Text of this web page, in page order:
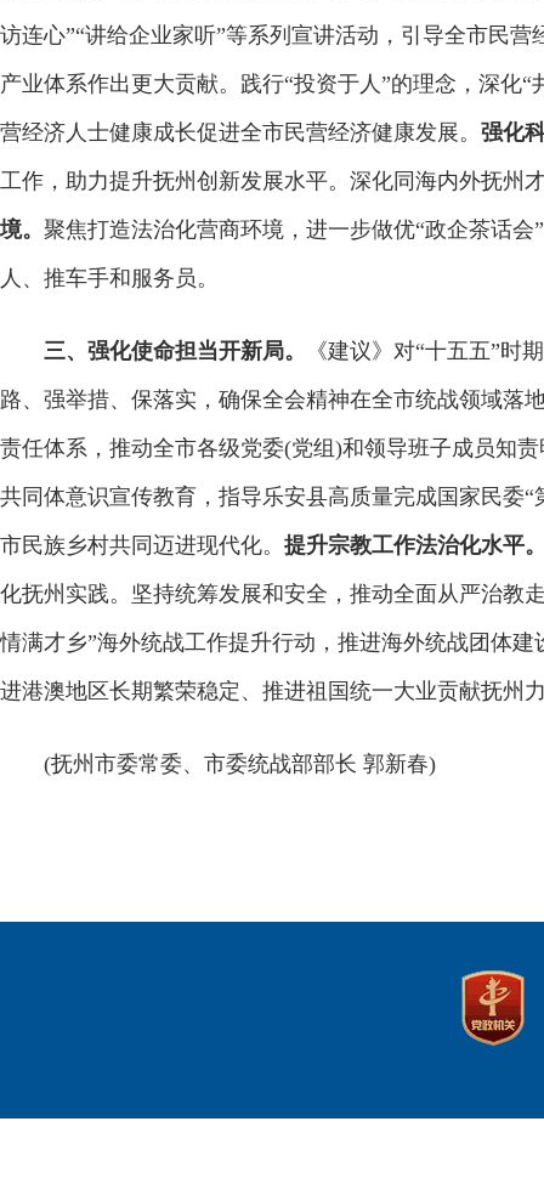
访连心”“讲给企业家听”等系列宣讲活动，引导全市民
产业体系作出更大贡献。践行“投资于人”的理念，深化
营经济人士健康成长促进全市民营经济健康发展。 强化
工作，助力提升抚州创新发展水平。深化同海内外抚州
境。 聚焦打造法治化营商环境，进一步做优“政企茶话
人、推车手和服务员。
三、强化使命担当开新局。
《建议》对“十五五”
路、强举措、保落实，确保全会精神在全市统战领域落
责任体系，推动全市各级党委(党组)和领导班子成员知
共同体意识宣传教育，指导乐安县高质量完成国家民委
市民族乡村共同迈进现代化。 提升宗教工作法治化水平
化抚州实践。坚持统筹发展和安全，推动全面从严治教
情满才乡”海外统战工作提升行动，推进海外统战团体建
进港澳地区长期繁荣稳定、推进祖国统一大业贡献抚州
(抚州市委常委、市委统战部部长 郭新春)